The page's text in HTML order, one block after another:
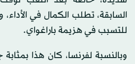
السابقة، تطلب الكمال في
للتسبب في هزيمة باراغواي.
وبالنسبة لفرنسا، كان هذا